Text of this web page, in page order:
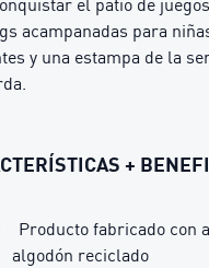
acampanadas para
y una estampa de la
+
Producto fabricado con
algodón reciclado